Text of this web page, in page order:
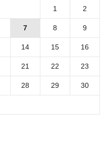
1 2
7 8 9
14 15 16
21 22 23
28 29 30